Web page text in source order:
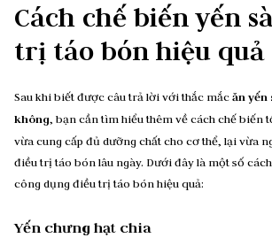
Cách chế biến yến
trị táo bón hiệu quả
Sau khi biết được câu trả lời với thắc mắcăn yến
không, bạn cần tìm hiểu thêm về cách chế biến
vừa cung cấp đủ dưỡng chất cho cơ thể, lại vừa
điều trị táo bón lâu ngày. Dưới đây là một số
công dụng điều trị táo bón hiệu quả:
Yến chưng hạt chia